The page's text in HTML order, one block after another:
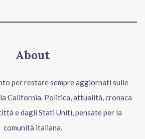
About
per restare sempre aggiornati sulle
California. Politica, attualità, cronaca
e dagli Stati Uniti, pensate per la
comunità italiana.